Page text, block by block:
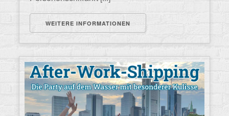
WEITERE INFORMATIONEN